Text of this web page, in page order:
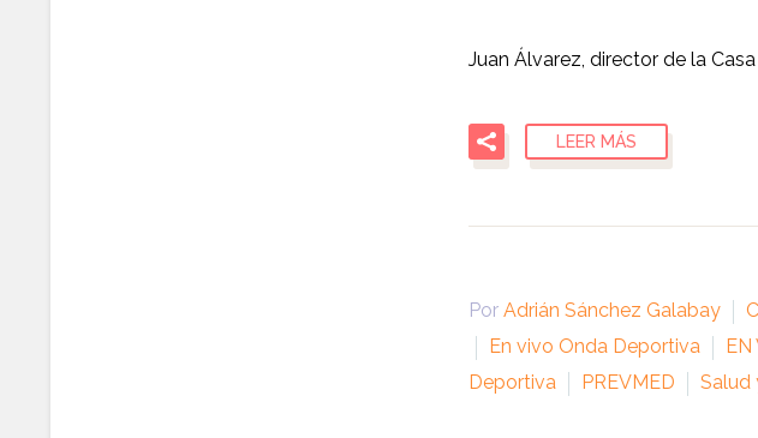
Juan Álvarez, director de la
LEER MÁS
Por Adrián Sánchez Galabay
En vivo Onda Deportiva
EN
Deportiva
PREVMED Salud